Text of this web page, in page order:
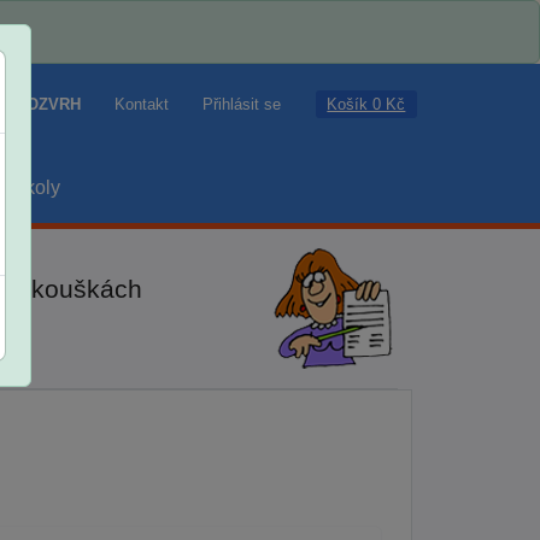
ROZVRH Kontakt Přihlásit se Košík 0 Kč
školy
zkouškách